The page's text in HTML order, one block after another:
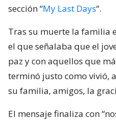
sección “My Last Days“.
Tras su muerte la familia
el que señalaba que el
paz y con aquellos que
terminó justo como vivió,
su familia, amigos, la
El mensaje finaliza con